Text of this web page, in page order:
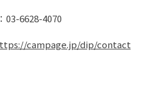
03-6628-4070
campage.jp/dip/contact